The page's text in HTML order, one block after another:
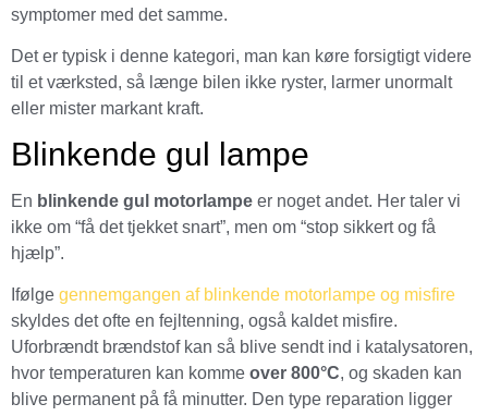
symptomer med det samme.
Det er typisk i denne kategori, man kan køre forsigtigt videre
til et værksted, så længe bilen ikke ryster, larmer unormalt
eller mister markant kraft.
Blinkende gul lampe
En blinkende gul motorlampe er noget andet. Her taler vi
ikke om “få det tjekket snart”, men om “stop sikkert og få
hjælp”.
Ifølge gennemgangen af blinkende motorlampe og misfire
skyldes det ofte en fejltenning, også kaldet misfire.
Uforbrændt brændstof kan så blive sendt ind i katalysatoren,
hvor temperaturen kan komme over 800°C, og skaden kan
blive permanent på få minutter. Den type reparation ligger